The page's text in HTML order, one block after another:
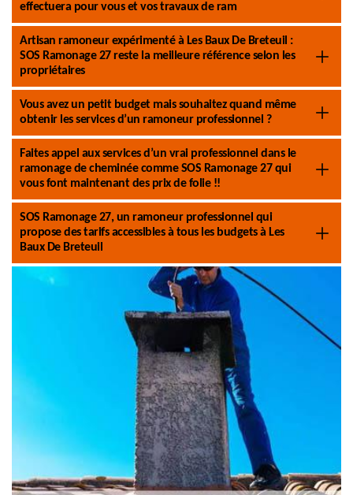
effectuera pour vous et vos travaux de ram
Artisan ramoneur expérimenté à Les Baux De Breteuil :
SOS Ramonage 27 reste la meilleure référence selon les
propriétaires
Vous avez un petit budget mais souhaitez quand même
obtenir les services d’un ramoneur professionnel ?
Faites appel aux services d’un vrai professionnel dans le
ramonage de cheminée comme SOS Ramonage 27 qui
vous font maintenant des prix de folie !!
SOS Ramonage 27, un ramoneur professionnel qui
propose des tarifs accessibles à tous les budgets à Les
Baux De Breteuil